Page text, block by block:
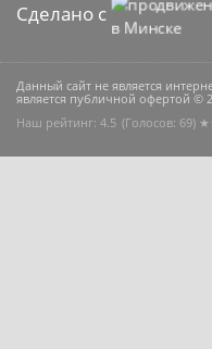
Сделано с
Данный сайт не является
является публичной офертой ©
Наш рейтинг: 4.5 (Голосов: 69)